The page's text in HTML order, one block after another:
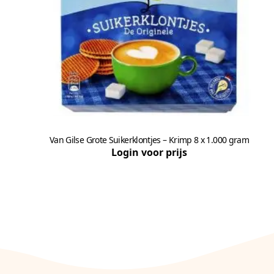
Van Gilse Grote Suikerklontjes – Krimp 8 x 1.000 gram
Login voor prijs